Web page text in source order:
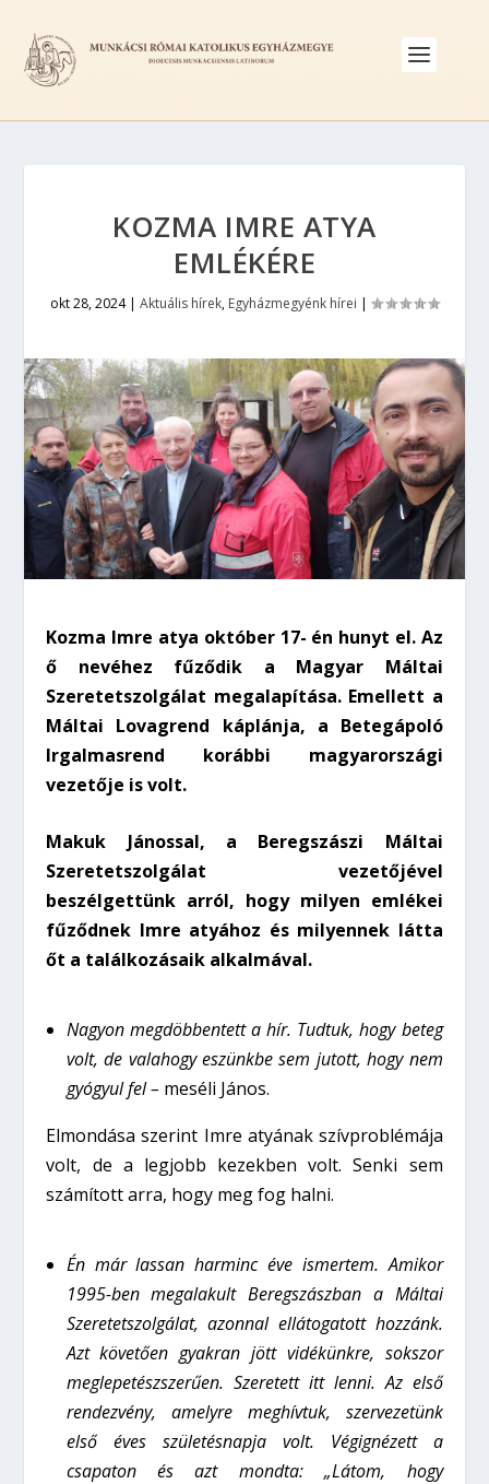
KOZMA IMRE ATYA
EMLÉKÉRE
okt 28, 2024| Aktuális hírek, Egyházmegyénk hírei |
Kozma Imre atya október 17- én hunyt el. Az
ő nevéhez fűződik a Magyar Máltai
Szeretetszolgálat megalapítása. Emellett a
Máltai Lovagrend káplánja, a Betegápoló
Irgalmasrend korábbi magyarországi
vezetője is volt.
Makuk Jánossal, a Beregszászi Máltai
Szeretetszolgálat vezetőjével
beszélgettünk arról, hogy milyen emlékei
fűződnek Imre atyához és milyennek látta
őt a találkozásaik alkalmával.
Nagyon megdöbbentett a hír. Tudtuk, hogy beteg
volt, de valahogy eszünkbe sem jutott, hogy nem
gyógyul fel – meséli János.
Elmondása szerint Imre atyának szívproblémája
volt, de a legjobb kezekben volt. Senki sem
számított arra, hogy meg fog halni.
Én már lassan harminc éve ismertem. Amikor
1995-ben megalakult Beregszászban a Máltai
Szeretetszolgálat, azonnal ellátogatott hozzánk.
Azt követően gyakran jött vidékünkre, sokszor
meglepetészszerűen. Szeretett itt lenni. Az első
rendezvény, amelyre meghívtuk, szervezetünk
első éves születésnapja volt. Végignézett a
csapaton és azt mondta: „Látom, hogy